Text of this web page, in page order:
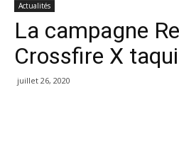
Actualités
La campagne
Crossfire X
juillet 26, 2020